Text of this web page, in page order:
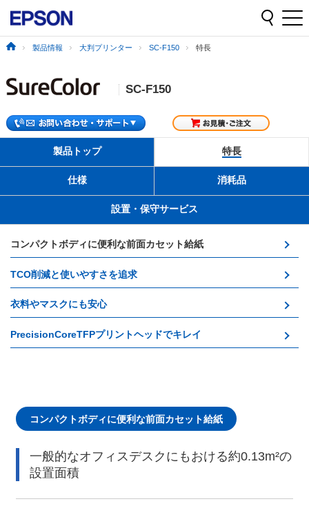
製品情報 大判プリンター SC-F150 特長
SC-F150
製品トップ 特長
仕様 消耗品
設置・保守サービス
コンパクトボディに便利な前面カセット給紙
TCO削減と使いやすさを追求
衣料やマスクにも安心
PrecisionCoreTFPプリントヘッドでキレイ
コンパクトボディに便利な前面カセット給紙
一般的なオフィスデスクにもおける約0.13m²の
設置面積